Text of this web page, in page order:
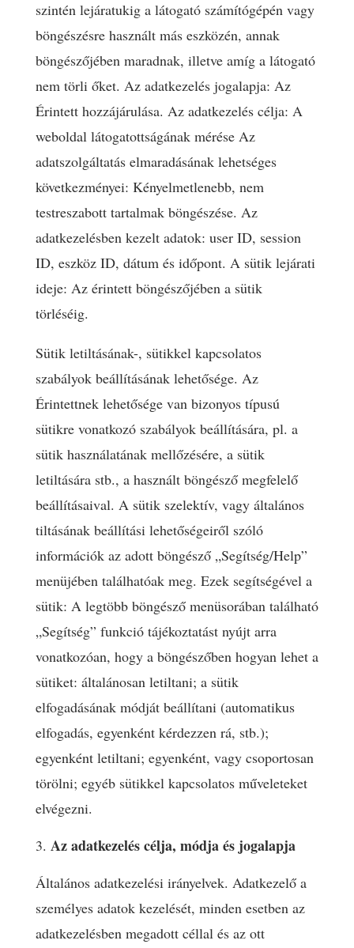
szintén lejáratukig a látogató számítógépén vagy
böngészésre használt más eszközén, annak
böngészőjében maradnak, illetve amíg a látogató
nem törli őket. Az adatkezelés jogalapja: Az
Érintett hozzájárulása. Az adatkezelés célja: A
weboldal látogatottságának mérése Az
adatszolgáltatás elmaradásának lehetséges
következményei: Kényelmetlenebb, nem
testreszabott tartalmak böngészése. Az
adatkezelésben kezelt adatok: user ID, session
ID, eszköz ID, dátum és időpont. A sütik lejárati
ideje: Az érintett böngészőjében a sütik
törléséig.
Sütik letiltásának-, sütikkel kapcsolatos
szabályok beállításának lehetősége. Az
Érintettnek lehetősége van bizonyos típusú
sütikre vonatkozó szabályok beállítására, pl. a
sütik használatának mellőzésére, a sütik
letiltására stb., a használt böngésző megfelelő
beállításaival. A sütik szelektív, vagy általános
tiltásának beállítási lehetőségeiről szóló
információk az adott böngésző „Segítség/Help”
menüjében találhatóak meg. Ezek segítségével a
sütik: A legtöbb böngésző menüsorában található
„Segítség” funkció tájékoztatást nyújt arra
vonatkozóan, hogy a böngészőben hogyan lehet a
sütiket: általánosan letiltani; a sütik
elfogadásának módját beállítani (automatikus
elfogadás, egyenként kérdezzen rá, stb.);
egyenként letiltani; egyenként, vagy csoportosan
törölni; egyéb sütikkel kapcsolatos műveleteket
elvégezni.
Az adatkezelés célja, módja és jogalapja
Általános adatkezelési irányelvek. Adatkezelő a
személyes adatok kezelését, minden esetben az
adatkezelésben megadott céllal és az ott